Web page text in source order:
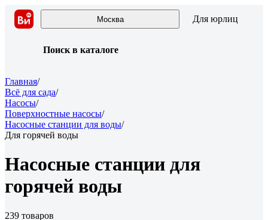
Москва Для юрлиц
Поиск в каталоге
Главная/
Всё для сада/
Насосы/
Поверхностные насосы/
Насосные станции для воды/
Для горячей воды
Насосные станции для
горячей воды
239 товаров